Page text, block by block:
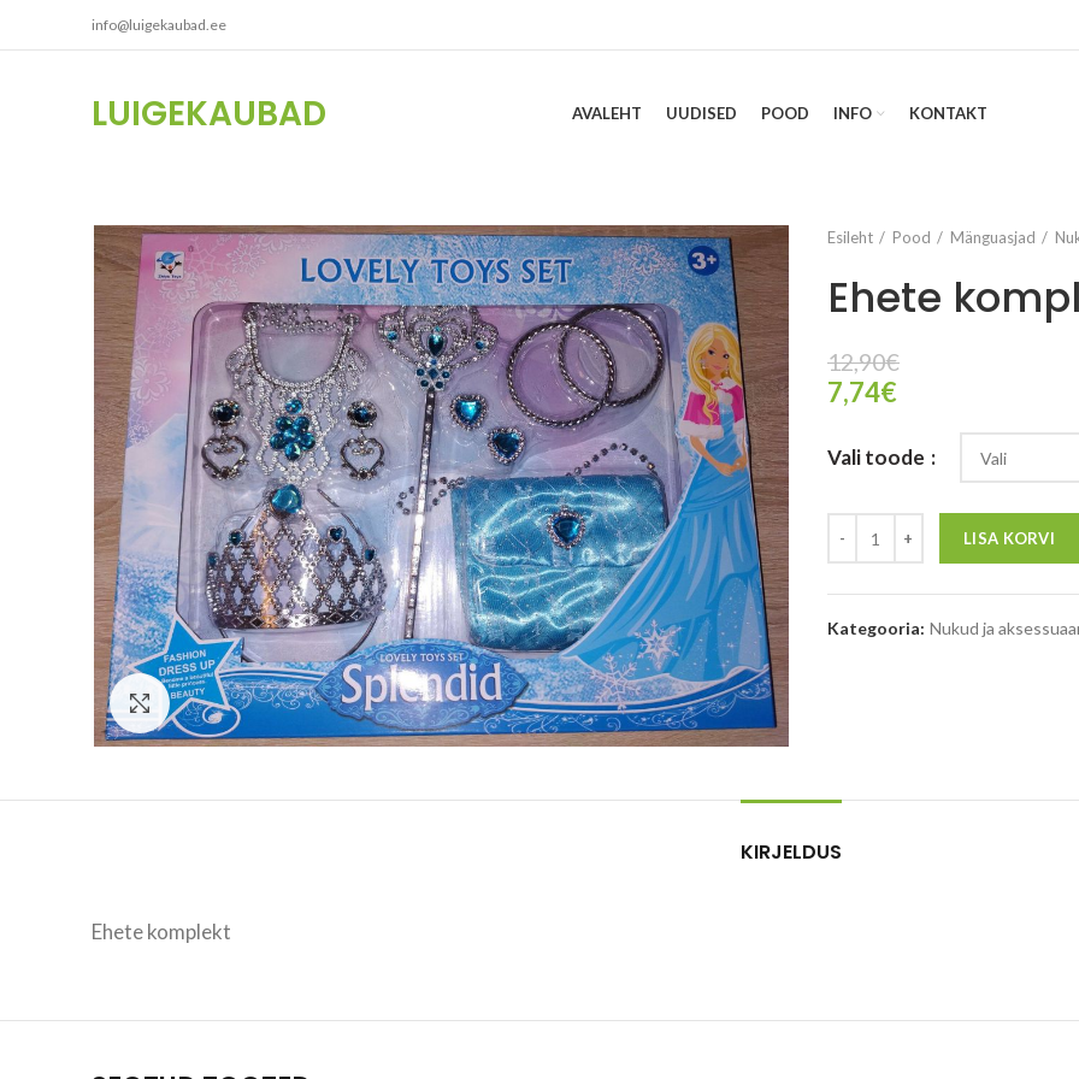
info@luigekaubad.ee
LUIGEKAUBAD AVALEHT UUDISED POOD INFO KONTAKT
Vaata suuremalt
Esileht Pood Mänguasjad
Ehete
12,90€
7,74€
Vali toode
LISA KORVI
Kategooria: Nukud ja
KIRJELDUS
Ehete komplekt